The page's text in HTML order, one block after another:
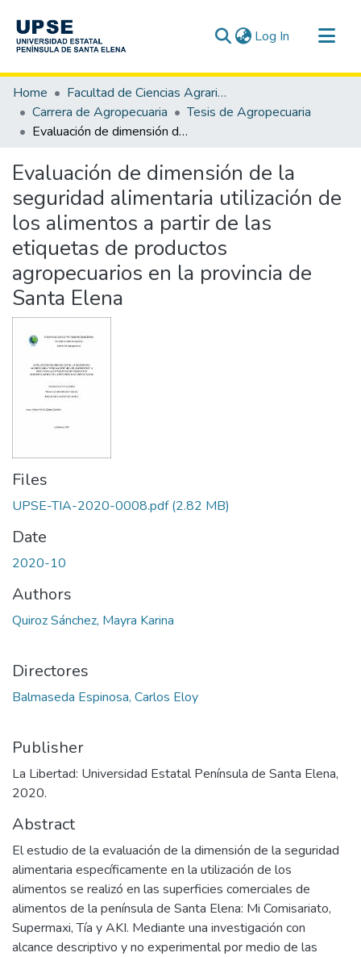
Log In (current)
Communities & Collections
All of DSpace
Statistics
Home
Facultad de Ciencias Agrarias
Carrera de Agropecuaria
Tesis de Agropecuaria
Evaluación de dimensión de la seguridad alimentaria utilización de los alimentos a partir de las etiquetas de productos agropecuarios en la provincia de Santa Elena
Evaluación de dimensión de la
seguridad alimentaria utilización de
los alimentos a partir de las
etiquetas de productos
agropecuarios en la provincia de
Santa Elena
Files
UPSE-TIA-2020-0008.pdf(2.82 MB)
Date
2020-10
Authors
Quiroz Sánchez, Mayra Karina
Directores
Balmaseda Espinosa, Carlos Eloy
Publisher
La Libertad: Universidad Estatal Península de Santa Elena,
2020.
Abstract
El estudio de la evaluación de la dimensión de la seguridad
alimentaria específicamente en la utilización de los
alimentos se realizó en las superficies comerciales de
alimentos de la península de Santa Elena: Mi Comisariato,
Supermaxi, Tía y AKI. Mediante una investigación con
alcance descriptivo y no experimental por medio de las